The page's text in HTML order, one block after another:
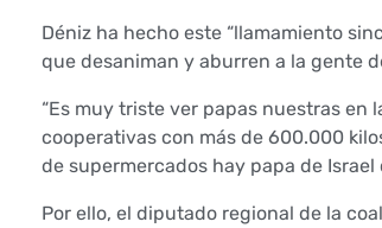
i
ó
n
S
Déniz ha hecho este “llamamiento
que desaniman y aburren a la gente
“Es muy triste ver papas nuestras en
cooperativas con más de 600.000
de supermercados hay papa de
Por ello, el diputado regional de la